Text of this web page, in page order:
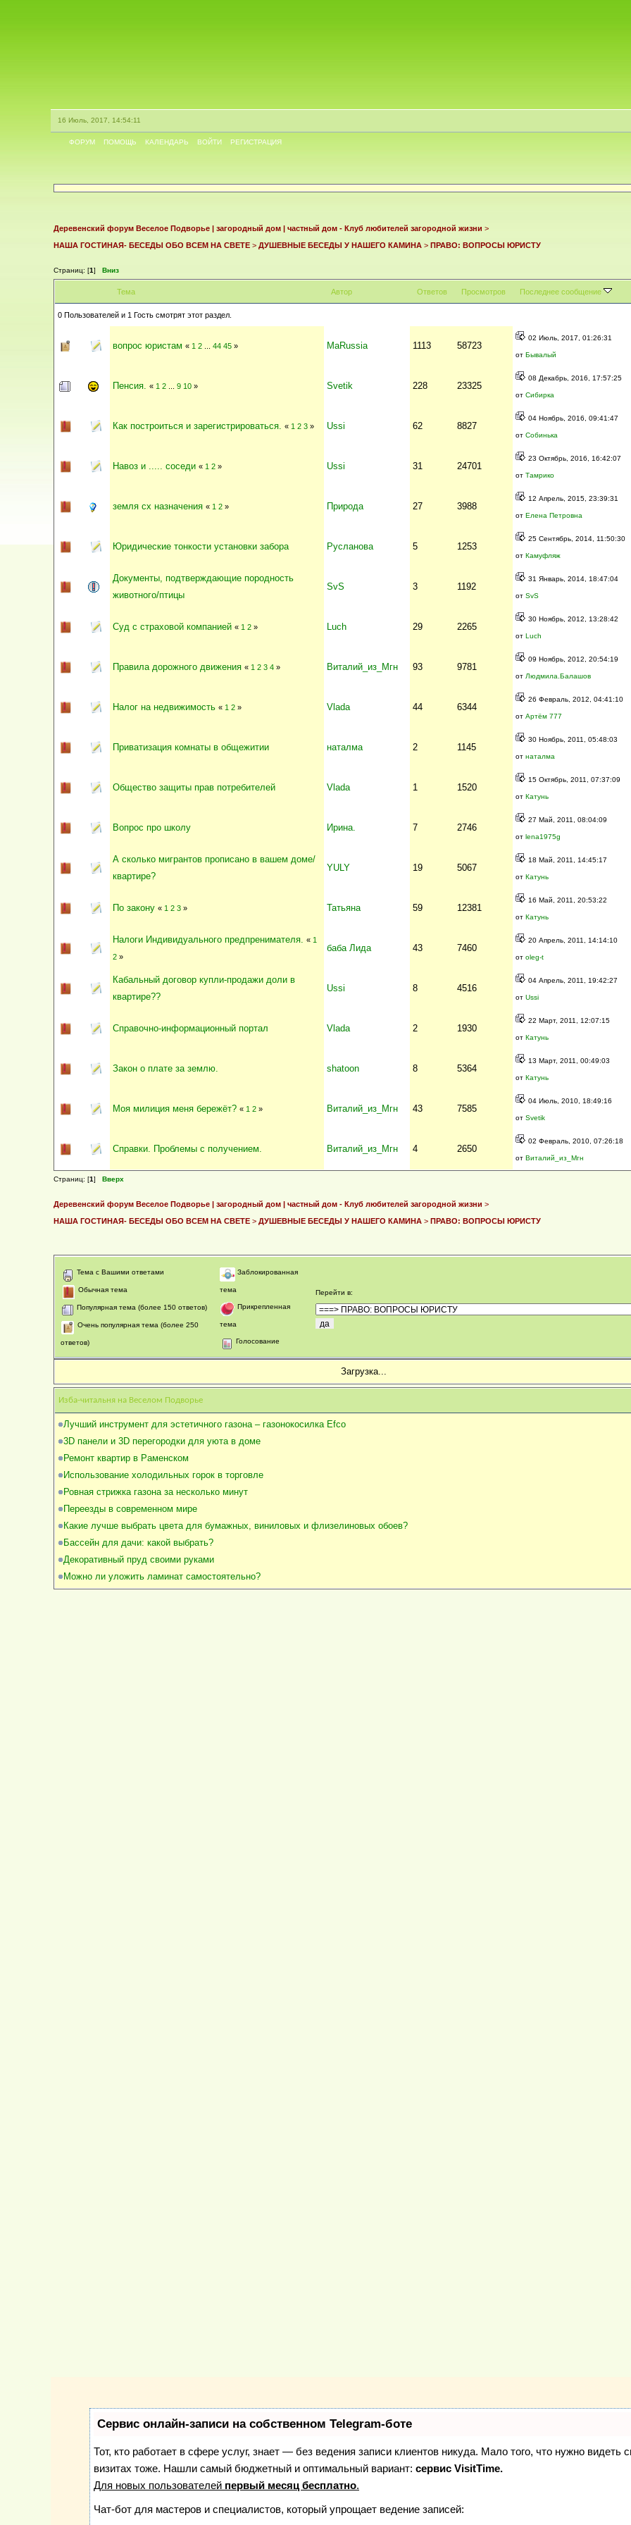
16 Июль, 2017, 14:54:11
ФОРУМ ПОМОЩЬ КАЛЕНДАРЬ ВОЙТИ РЕГИСТРАЦИЯ
Деревенский форум Веселое Подворье | загородный дом | частный дом - Клуб любителей загородной жизни >
НАША ГОСТИНАЯ- БЕСЕДЫ ОБО ВСЕМ НА СВЕТЕ > ДУШЕВНЫЕ БЕСЕДЫ У НАШЕГО КАМИНА > ПРАВО: ВОПРОСЫ ЮРИСТУ
Страниц: [1] Вниз
Тема Автор Ответов Просмотров Последнее сообщение
0 Пользователей и 1 Гость смотрят этот раздел.
вопрос юристам « 1 2 44 45 » MaRussia 1113 58723
02 Июль, 2017, 01:26:31
от Бывалый
Пенсия. « 1 2 9 10 » Svetik 228 23325
08 Декабрь, 2016, 17:57:25
от Сибирка
Как построиться и зарегистрироваться. « 1 2 3 » Ussi 62 8827
04 Ноябрь, 2016, 09:41:47
от Собинька
Навоз и ..... соседи « 1 2 » Ussi 31 24701
23 Октябрь, 2016, 16:42:07
от Тамрико
земля сх назначения « 1 2 » Природа 27 3988
12 Апрель, 2015, 23:39:31
от Елена Петровна
Юридические тонкости установки забора Русланова 5 1253
25 Сентябрь, 2014, 11:50:30
от Камуфляж
Документы, подтверждающие породность
животного/птицы
SvS 3 1192
31 Январь, 2014, 18:47:04
от SvS
Суд с страховой компанией « 1 2 » Luch 29 2265
30 Ноябрь, 2012, 13:28:42
от Luch
Правила дорожного движения « 1 2 3 4 » Виталий_из_Мгн 93 9781
09 Ноябрь, 2012, 20:54:19
от Людмила.Балашов
Налог на недвижимость « 1 2 » Vlada 44 6344
26 Февраль, 2012, 04:41:10
от Артём 777
Приватизация комнаты в общежитии наталма 2 1145
30 Ноябрь, 2011, 05:48:03
от наталма
Общество защиты прав потребителей Vlada 1 1520
15 Октябрь, 2011, 07:37:09
от Катунь
Вопрос про школу Ирина. 7 2746
27 Май, 2011, 08:04:09
от lena1975g
А сколько мигрантов прописано в вашем доме/
квартире?
YULY 19 5067
18 Май, 2011, 14:45:17
от Катунь
По закону « 1 2 3 » Татьяна 59 12381
16 Май, 2011, 20:53:22
от Катунь
Налоги Индивидуального предпренимателя. « 1
2 »
баба Лида 43 7460
20 Апрель, 2011, 14:14:10
от oleg-t
Кабальный договор купли-продажи доли в
квартире??
Ussi 8 4516
04 Апрель, 2011, 19:42:27
от Ussi
Справочно-информационный портал Vlada 2 1930
22 Март, 2011, 12:07:15
от Катунь
Закон о плате за землю. shatoon 8 5364
13 Март, 2011, 00:49:03
от Катунь
Моя милиция меня бережёт? « 1 2 » Виталий_из_Мгн 43 7585
04 Июль, 2010, 18:49:16
от Svetik
Справки. Проблемы с получением. Виталий_из_Мгн 4 2650
02 Февраль, 2010, 07:26:18
от Виталий_из_Мгн
Страниц: [1] Вверх
Деревенский форум Веселое Подворье | загородный дом | частный дом - Клуб любителей загородной жизни >
НАША ГОСТИНАЯ- БЕСЕДЫ ОБО ВСЕМ НА СВЕТЕ > ДУШЕВНЫЕ БЕСЕДЫ У НАШЕГО КАМИНА > ПРАВО: ВОПРОСЫ ЮРИСТУ
Тема с Вашими ответами
Обычная тема
Популярная тема (более 150 ответов)
Очень популярная тема (более 250
ответов)
Заблокированная
тема
Прикрепленная
тема
Голосование
Перейти в:
Загрузка...
Изба-читальня на Веселом Подворье
Лучший инструмент для эстетичного газона – газонокосилка Efco
3D панели и 3D перегородки для уюта в доме
Ремонт квартир в Раменском
Использование холодильных горок в торговле
Ровная стрижка газона за несколько минут
Переезды в современном мире
Какие лучше выбрать цвета для бумажных, виниловых и флизелиновых обоев?
Бассейн для дачи: какой выбрать?
Декоративный пруд своими руками
Можно ли уложить ламинат самостоятельно?
Сервис онлайн-записи на собственном Telegram-боте
Тот, кто работает в сфере услуг, знает — без ведения записи клиентов никуда. Мало того, что нужно видеть
визитах тоже. Нашли самый бюджетный и оптимальный вариант: сервис VisitTime.
Для новых пользователей первый месяц бесплатно.
Чат-бот для мастеров и специалистов, который упрощает ведение записей: